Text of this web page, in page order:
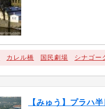
カレル橋 国民劇場 シナゴー
【みゅう】プラハ